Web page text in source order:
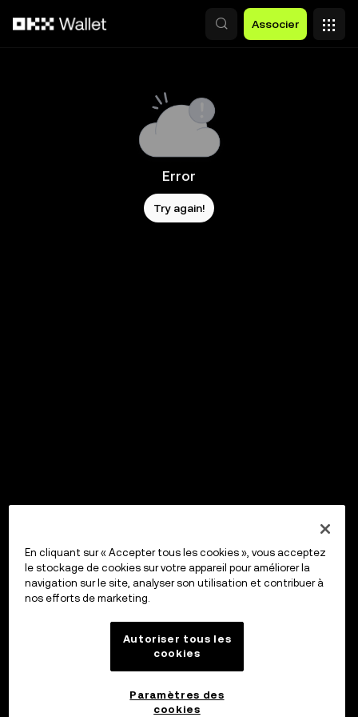
Associer
Error
Try again!
En cliquant sur « Accepter tous les cookies », vous acceptez
le stockage de cookies sur votre appareil pour améliorer la
navigation sur le site, analyser son utilisation et contribuer à
nos efforts de marketing.
Autoriser tous les
cookies
Paramètres des
cookies